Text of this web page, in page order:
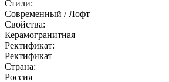
Стили:
Современный / Лофт
Свойства:
Керамогранитная
Ректификат:
Ректификат
Страна:
Россия